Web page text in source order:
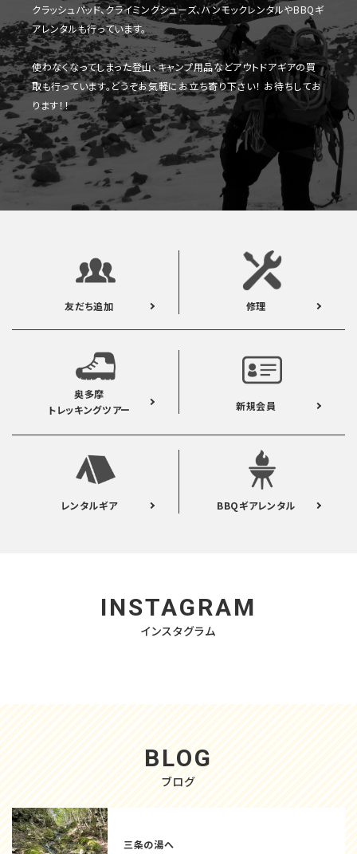
クラッシュパッド、クライミングシューズ、ハンモックレンタルやBBQギ
アレンタルも行っています。
使わなくなってしまった登山、キャンプ用品などアウトドアギアの買
取も行っています。どうぞお気軽にお立ち寄り下さい！ お待ちしてお
ります！！
友だち追加 修理
奥多摩
トレッキングツアー
新規会員
レンタルギア BBQギアレンタル
INSTAGRAM
インスタグラム
BLOG
ブログ
三条の湯へ